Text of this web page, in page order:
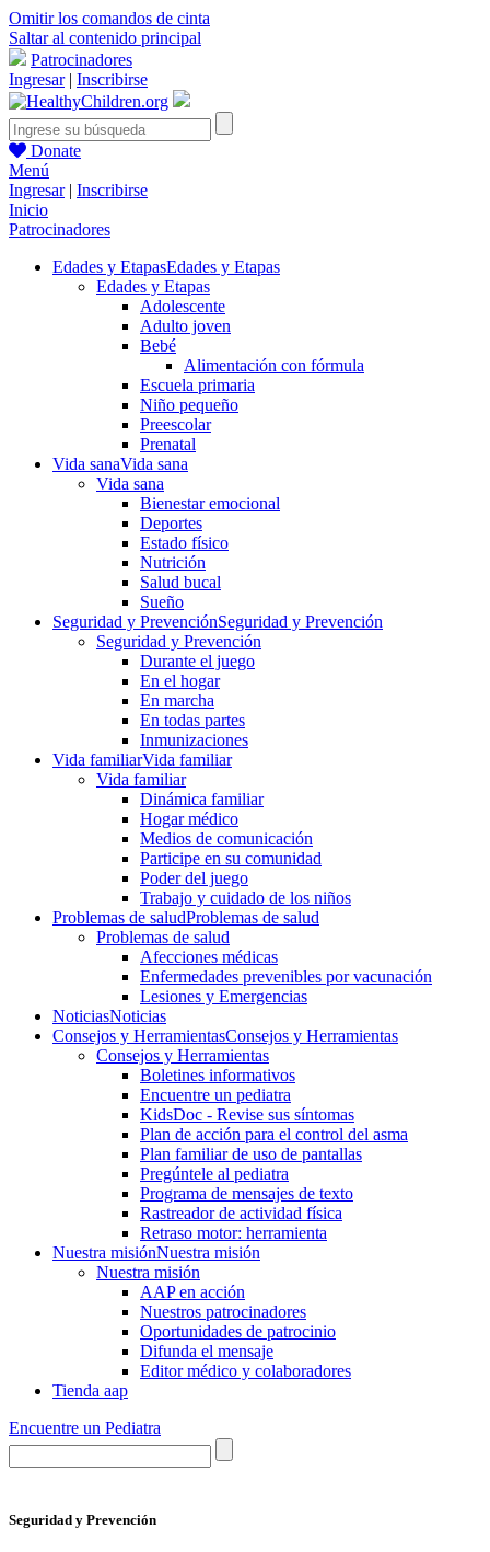
Omitir los comandos de cinta
Saltar al contenido principal
Patrocinadores
Ingresar| Inscribirse
Donate
Menú
Ingresar| Inscribirse
Inicio
Patrocinadores
Edades y EtapasEdades y Etapas
Edades y Etapas
Adolescente
Adulto joven
Bebé
Alimentación con fórmula
Escuela primaria
Niño pequeño
Preescolar
Prenatal
Vida sanaVida sana
Vida sana
Bienestar emocional
Deportes
Estado físico
Nutrición
Salud bucal
Sueño
Seguridad y PrevenciónSeguridad y Prevención
Seguridad y Prevención
Durante el juego
En el hogar
En marcha
En todas partes
Inmunizaciones
Vida familiarVida familiar
Vida familiar
Dinámica familiar
Hogar médico
Medios de comunicación
Participe en su comunidad
Poder del juego
Trabajo y cuidado de los niños
Problemas de saludProblemas de salud
Problemas de salud
Afecciones médicas
Enfermedades prevenibles por vacunación
Lesiones y Emergencias
NoticiasNoticias
Consejos y HerramientasConsejos y Herramientas
Consejos y Herramientas
Boletines informativos
Encuentre un pediatra
KidsDoc - Revise sus síntomas
Plan de acción para el control del asma
Plan familiar de uso de pantallas
Pregúntele al pediatra
Programa de mensajes de texto
Rastre​​ador de activida​d física
Retraso motor: herramienta
Nuestra misiónNuestra misión
Nuestra misión
AAP en acción
Nuestros patrocinadores
Oportunidades de patrocinio
Difunda el mensaje
Editor médico y colaboradores
Tienda aap
Encuentre un Pediatra
Seguridad y Prevención